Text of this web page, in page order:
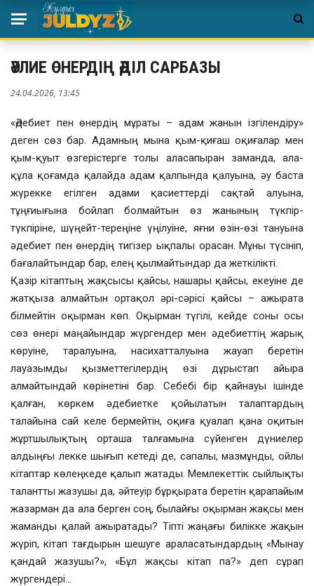
ӘУЛИЕ ӨНЕРДІҢ ӘДІЛ САРБАЗЫ
24.04.2026, 13:45
«Әдебиет пен өнердің мұраты – адам жанын ізгілендіру»
деген сөз бар. Адамның мына қым-қиғаш оқиғалар мен
қым-қуыт өзгерістерге толы аласапыран заманда, ала-
құла қоғамда қалайда адам қалпында қалуына, әу баста
жүрекке егілген адами қасиеттерді сақтай алуына,
тұңғиығына бойлап болмайтын өз жанының түкпір-
түкпіріне, шүңейт-тереңіне үңілуіне, яғни өзін-өзі тануына
әдебиет пен өнердің тигізер ықпалы орасан. Мұны түсініп,
бағалайтындар бар, елең қылмайтындар да жеткілікті.
Қазір кітаптың жақсысы қайсы, нашары қайсы, екеуіне де
жатқыза алмайтын ортақол әрі-сәрісі қайсы – ажырата
білмейтін оқырман көп. Оқырман түгілі, кейде соны осы
сөз өнері маңайындар жүргендер мен әдебиеттің жарық
көруіне, таралуына, насихатталуына жауап беретін
лауазымды қызметтегілердің өзі дұрыстап айыра
алмайтындай көрінетіні бар. Себебі бір қайнауы ішінде
қалған, көркем әдебиетке қойылатын талаптардың
талайына сай келе бермейтін, оқиға қуалап қана оқитын
жұртшылықтың орташа талғамына сүйенген дүниелер
алдыңғы лекке шығып кетеді де, сапалы, мазмұнды, ойлы
кітаптар көлеңкеде қалып жатады. Мемлекеттік сыйлықты
талантты жазушы да, әйтеуір бұрқырата беретін қарапайым
жазарман да ала берген соң, былайғы оқырман жақсы мен
жаманды қалай ажыратады? Тіпті жаңағы билікке жақын
жүріп, кітап тағдырын шешуге араласатындардың «Мынау
қандай жазушы?», «Бұл жақсы кітап па?» деп сұрап
жүргендері…